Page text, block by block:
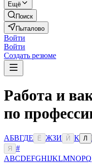
Ещё
Поиск
Пыталово
Войти
Войти
Создать резюме
Работа и
по
АБВГДЕ Ё ЖЗИ Й К Л
Я
#
ABCDEFGHIJKLMNOPQ